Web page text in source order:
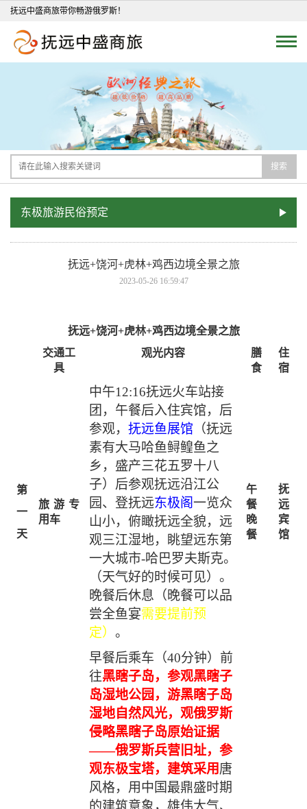
抚远中盛商旅带你畅游俄罗斯！
搜索
东极旅游民俗预定
抚远+饶河+虎林+鸡西边境全景之旅
2023-05-26 16:59:47
抚远+饶河+虎林+鸡西边境全景之旅
交通工
具
观光内容
膳
食
住
宿
第
一
天
旅游专
用车
中午12:16抚远火车站接
团， 午餐后入住宾馆，后
参观， 抚远鱼展馆 （抚远
素有大马哈鱼鲟鳇鱼之
乡，盛产三花五罗十八
子）后参观抚远沿江公
园、登抚远东极阁一览众
山小，俯瞰抚远全貌，远
观三江湿地，眺望远东第
一大城市-哈巴罗夫斯克。
（天气好的时候可见）。
晚餐后休息（晚餐可以品
尝全鱼宴需要提前预
定） 。
午
餐
晚
餐
抚
远
宾
馆
早餐后乘车（40分钟）前
往黑瞎子岛，参观黑瞎子
岛湿地公园， 游黑瞎子岛
湿地自然风光，观俄罗斯
侵略黑瞎子岛原始证据
——俄罗斯兵营旧址， 参
观东极宝塔， 建筑采用唐
风格，用中国最鼎盛时期